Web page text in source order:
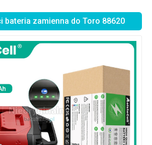
bateria zamienna do Toro 88620